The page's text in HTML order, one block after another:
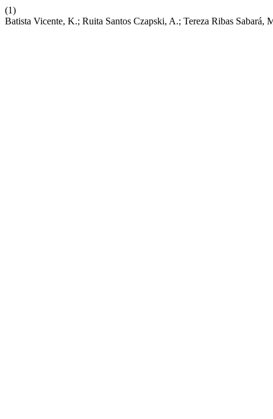
(1)
Batista Vicente, K.; Ruita Santos Czapski, A.; Tereza Ribas